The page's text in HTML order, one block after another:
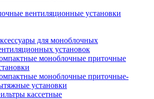
вентиляционные установки
для моноблочных
установок
моноблочные приточные
моноблочные приточные-
установки
кассетные